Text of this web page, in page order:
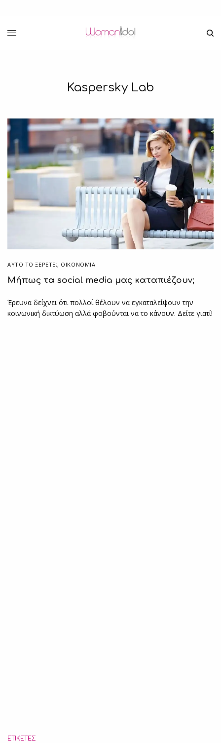
Kaspersky Lab
ΑΥΤΌ ΤΟ ΞΈΡΕΤΕ;, ΟΙΚΟΝΟΜΙΑ
Mήπως τα social media μας καταπιέζουν;
Έρευνα δείχνει ότι πολλοί θέλουν να εγκαταλείψουν την
κοινωνική δικτύωση αλλά φοβούνται να το κάνουν. Δείτε γιατί!
ΕΤΙΚΈΤΕΣ